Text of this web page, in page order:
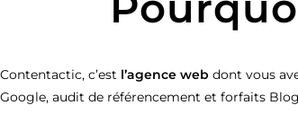
Contentactic, c’est l’agence web dont vous
Google, audit de référencement et forfaits